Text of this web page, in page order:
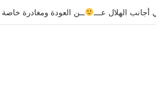
الهلال عـــ ــن العودة ومغادرة خاصة